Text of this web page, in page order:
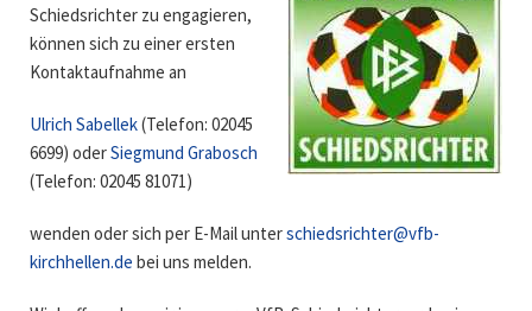
Schiedsrichter zu engagieren,
können sich zu einer ersten
Kontaktaufnahme an
Ulrich Sabellek(Telefon: 02045
6699) oderSiegmund Grabosch
(Telefon: 02045 81071)
wenden oder sich per E-Mail unterschiedsrichter@vfb-
kirchhellen.de bei uns melden.